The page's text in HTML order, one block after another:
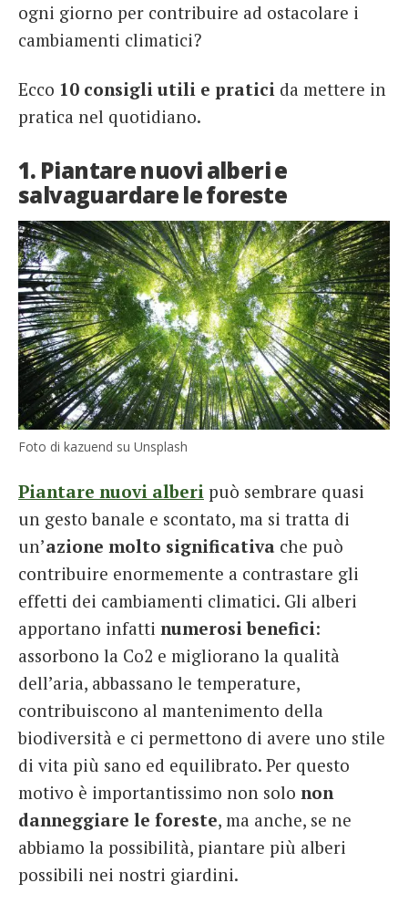
ogni giorno per contribuire ad ostacolare i
cambiamenti climatici?
Ecco 10 consigli utili e pratici da mettere in
pratica nel quotidiano.
1. Piantare nuovi alberi e
salvaguardare le foreste
Foto di kazuend su Unsplash
Piantare nuovi alberi può sembrare quasi
un gesto banale e scontato, ma si tratta di
un’azione molto significativa che può
contribuire enormemente a contrastare gli
effetti dei cambiamenti climatici. Gli alberi
apportano infatti numerosi benefici:
assorbono la Co2 e migliorano la qualità
dell’aria, abbassano le temperature,
contribuiscono al mantenimento della
biodiversità e ci permettono di avere uno stile
di vita più sano ed equilibrato. Per questo
motivo è importantissimo non solo non
danneggiare le foreste, ma anche, se ne
abbiamo la possibilità, piantare più alberi
possibili nei nostri giardini.